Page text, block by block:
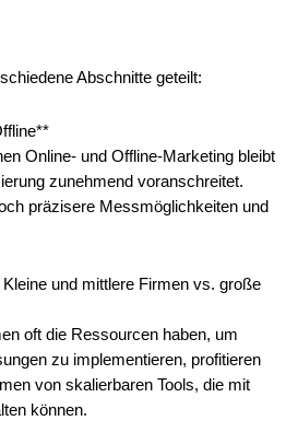
Abschnitte geteilt:
Online- und Offline-Marketing bleibt
zunehmend voranschreitet.
präzisere Messmöglichkeiten und
und mittlere Firmen vs. große
oft die Ressourcen haben, um
zu implementieren, profitieren
von skalierbaren Tools, die mit
können.